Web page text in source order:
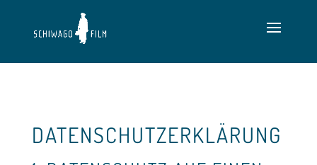
DATENSCHUTZ­ERKLÄRUNG